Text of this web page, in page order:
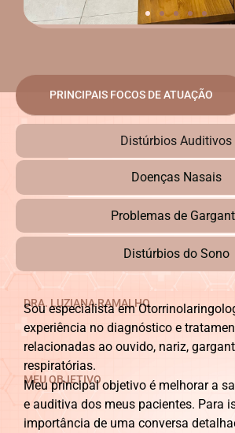
PRINCIPAIS FOCOS DE ATUAÇÃO
DRA. LUZIANA RAMALHO
Sou especialista em
experiência no diagnóstico e
relacionadas ao ouvido, nariz,
respiratórias.
MEU OBJETIVO
Meu principal objetivo é melhorar a
e auditiva dos meus pacientes. Para
importância de uma conversa
Distúrbios Auditivos
Doenças Nasais
Problemas de
Distúrbios do Sono